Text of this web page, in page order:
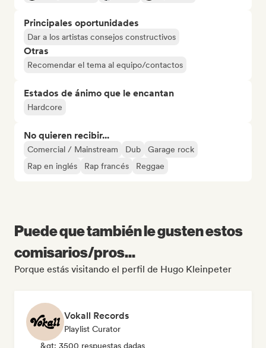
Principales oportunidades
Dar a los artistas consejos constructivos
Otras
Recomendar el tema al equipo/contactos
Estados de ánimo que le encantan
Hardcore
No quieren recibir...
Comercial / Mainstream Dub
Garage rock
Rap en inglés
Rap francés Reggae
Puede que también le gusten estos
comisarios/pros...
Porque estás visitando el perfil de Hugo Kleinpeter
Vokall Records
Playlist Curator
&gt; 3500 respuestas dadas